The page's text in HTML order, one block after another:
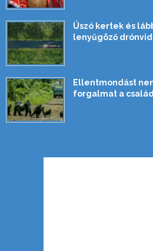
Úszó kertek és
lenyűgöző
Ellentmondást
forgalmat a